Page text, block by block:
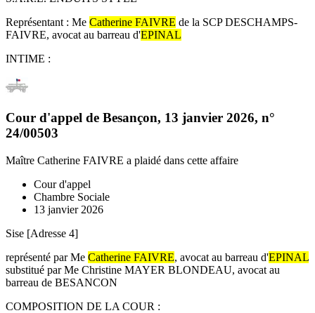
Représentant : Me Catherine FAIVRE de la SCP DESCHAMPS-
FAIVRE, avocat au barreau d'EPINAL
INTIME :
Cour d'appel de Besançon, 13 janvier 2026, n°
24/00503
Maître Catherine FAIVRE a plaidé dans cette affaire
Cour d'appel
Chambre Sociale
13 janvier 2026
Sise [Adresse 4]
représenté par Me Catherine FAIVRE, avocat au barreau d'EPINAL
substitué par Me Christine MAYER BLONDEAU, avocat au
barreau de BESANCON
COMPOSITION DE LA COUR :